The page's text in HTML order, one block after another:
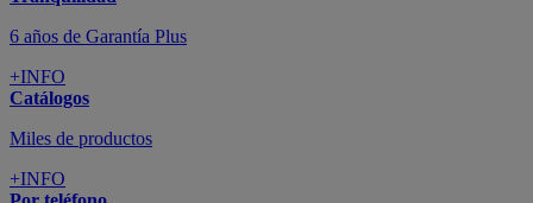
Todo en tu móvil
+INFO
Suscríbete
Cupón de dto. de 10€
+INFO
Tiendas de sofás y muebles